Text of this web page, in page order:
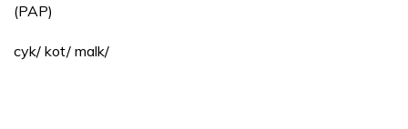
(PAP)
cyk/ kot/ malk/